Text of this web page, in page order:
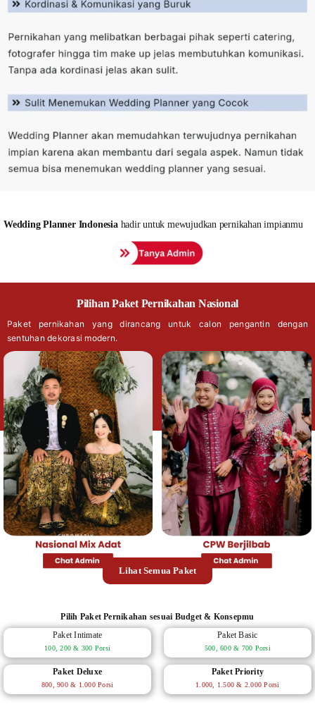
Wedding Planner Indonesiahadir untuk mewujudkan pernikahan impianmu
Pilihan Paket Pernikahan Nasional
Paket pernikahan yang dirancang untuk calon pengantin dengan
sentuhan dekorasi modern.
Lihat Semua Paket
Pilih Paket Pernikahan sesuai Budget & Konsepmu
Paket Intimate
100, 200 & 300 Porsi
Paket Basic
500, 600 & 700 Porsi
Paket Deluxe
800, 900 & 1.000 Porsi
Paket Priority
1.000, 1.500 & 2.000 Porsi